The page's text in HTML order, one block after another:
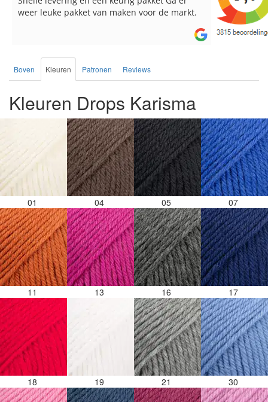
breinaalden besteld, altijd heel tevreden over
Boven Kleuren Patronen Reviews
Kleuren Drops Karisma
01 04 05 07
11 13 16 17
18 19 21 30